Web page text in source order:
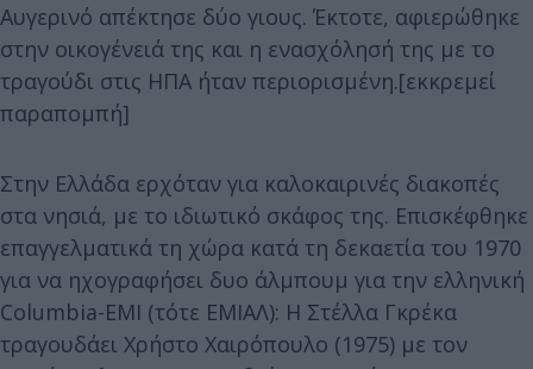
Αυγερινό απέκτησε δύο γιους. Έκτοτε, αφιερώθηκε
στην οικογένειά της και η ενασχόλησή της με το
τραγούδι στις ΗΠΑ ήταν περιορισμένη.[εκκρεμεί
παραπομπή]
Στην Ελλάδα ερχόταν για καλοκαιρινές διακοπές
στα νησιά, με το ιδιωτικό σκάφος της. Επισκέφθηκε
επαγγελματικά τη χώρα κατά τη δεκαετία του 1970
για να ηχογραφήσει δυο άλμπουμ για την ελληνική
Columbia-EMI (τότε ΕΜΙΑΛ): Η Στέλλα Γκρέκα
τραγουδάει Χρήστο Χαιρόπουλο (1975) με τον